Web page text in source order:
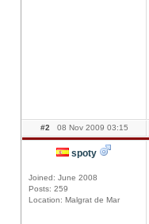
#2 08 Nov 2009 03:15
spoty
Joined: June 2008
Posts: 259
Location: Malgrat de Mar